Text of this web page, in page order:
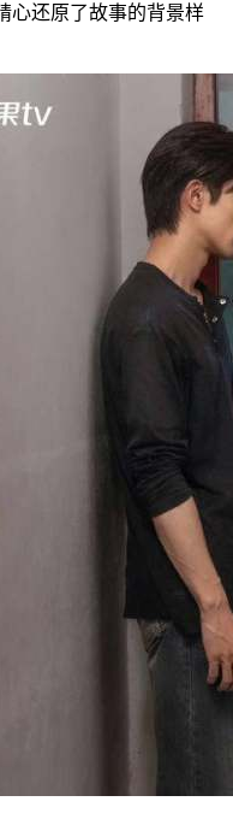
还原了故事的背景样